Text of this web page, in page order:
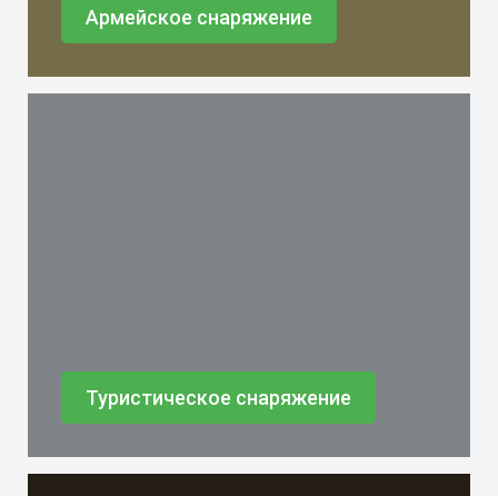
Армейское снаряжение
Туристическое снаряжение